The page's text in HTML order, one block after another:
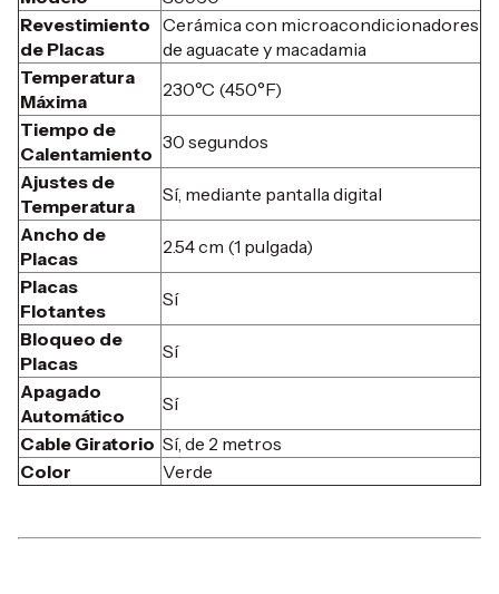
Revestimiento
de Placas
Cerámica con microacondicionadores
de aguacate y macadamia
Temperatura
Máxima
230°C (450°F)
Tiempo de
Calentamiento
30 segundos
Ajustes de
Temperatura
Sí, mediante pantalla digital
Ancho de
Placas
2.54 cm (1 pulgada)
Placas
Flotantes
Sí
Bloqueo de
Placas
Sí
Apagado
Automático
Sí
Cable Giratorio Sí, de 2 metros
Color
Verde